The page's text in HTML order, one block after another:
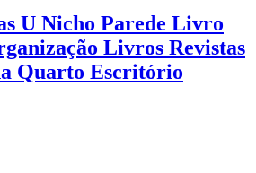
U Nicho Parede Livro
Livros Revistas
Quarto Escritório